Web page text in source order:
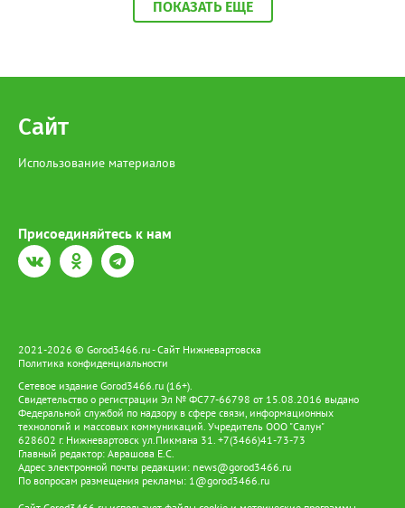
68,4 тыс. рублей), производство и сервисное обслуживание
Отдельный тренд — рост оплаты на подработке: за год
175 тыс. рублей (+5% к прошлому году).
ПОКАЗАТЬ ЕЩЕ
Сайт
Использование материалов
Присоединяйтесь к нам
2021-2026 © Gorod3466.ru - Сайт Нижневартовска
Политика конфиденциальности
Сетевое издание Gorod3466.ru (16+).
Свидетельство о регистрации Эл № ФС77-66798 от 15.08.2016 выдано
Федеральной службой по надзору в сфере связи, информационных
технологий и массовых коммуникаций. Учредитель ООО "Салун"
628602 г. Нижневартовск ул.Пикмана 31. +7(3466)41-73-73
Главный редактор: Аврашова Е.С.
Адрес электронной почты редакции: news@gorod3466.ru
По вопросам размещения рекламы: 1@gorod3466.ru